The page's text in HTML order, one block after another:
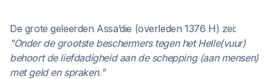
De grote geleerden Assa’die (overleden 1376 H) zei:
"Onder de grootste beschermers tegen het Helle(vuur)
behoort de liefdadigheid aan de schepping (aan mensen)
met geld en spraken."